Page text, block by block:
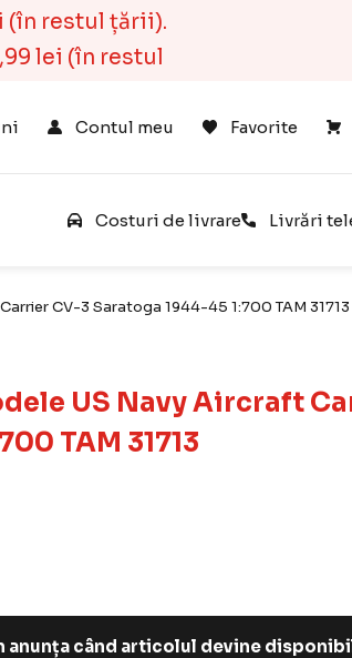
(în restul țării).
lei (în restul
Contul meu Favorite
Costuri de livrare Livrări
CV-3 Saratoga 1944-45 1:700 TAM 31713
US Navy Aircraft
TAM 31713
anunța când articolul devine